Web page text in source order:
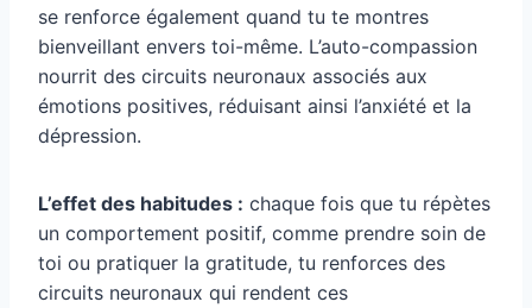
se renforce également quand tu te montres
bienveillant envers toi-même. L’auto-compassion
nourrit des circuits neuronaux associés aux
émotions positives, réduisant ainsi l’anxiété et la
dépression.
L’effet des habitudes : chaque fois que tu répètes
un comportement positif, comme prendre soin de
toi ou pratiquer la gratitude, tu renforces des
circuits neuronaux qui rendent ces